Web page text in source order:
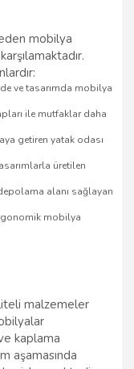
mobilya
ve tasarımda mobilya
ile mutfaklar daha
getiren yatak odası
üretilen
alanı sağlayan
mobilya
malzemeler
kaplama
aşamasında